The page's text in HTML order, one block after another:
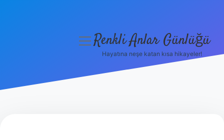
menüyüRenkli Anlar Günlüğü
Hayatına neşe katan kısa hikayeler!